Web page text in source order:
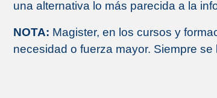
una alternativa lo más parecida a la
NOTA: Magister, en los cursos y
necesidad o fuerza mayor. Siempre